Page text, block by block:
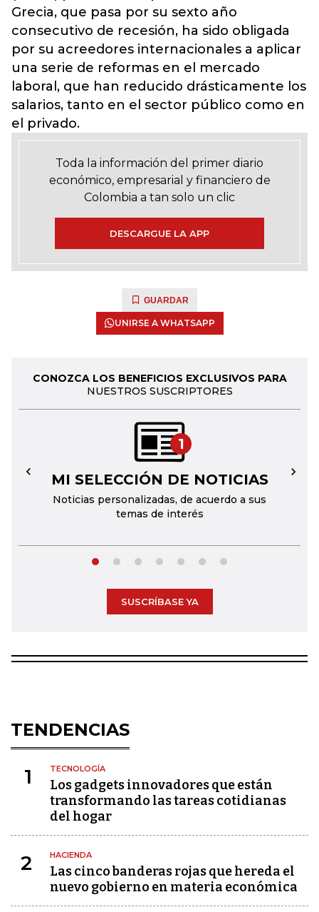
Grecia, que pasa por su sexto año
consecutivo de recesión, ha sido obligada
por su acreedores internacionales a aplicar
una serie de reformas en el mercado
laboral, que han reducido drásticamente los
salarios, tanto en el sector público como en
el privado.
Toda la información del primer diario
económico, empresarial y financiero de
Colombia a tan solo un clic
DESCARGUE LA APP
GUARDAR
UNIRSE A WHATSAPP
CONOZCA LOS BENEFICIOS EXCLUSIVOS PARA
NUESTROS SUSCRIPTORES
1
MI SELECCIÓN DE NOTICIAS
Noticias personalizadas, de acuerdo a sus
temas de interés
← →
SUSCRÍBASE YA
TENDENCIAS
1 TECNOLOGÍA
Los gadgets innovadores que están
transformando las tareas cotidianas
del hogar
2 HACIENDA
Las cinco banderas rojas que hereda el
nuevo gobierno en materia económica